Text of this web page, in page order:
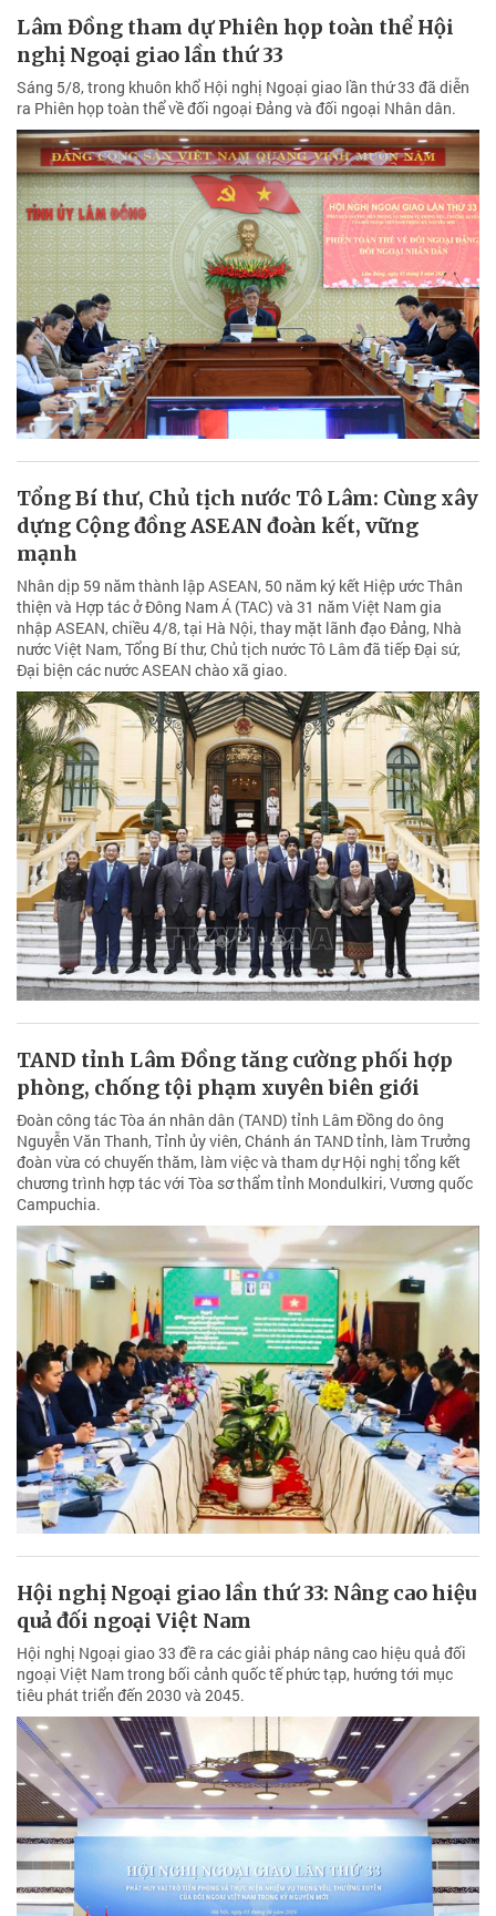
Lâm Đồng tham dự Phiên họp toàn thể Hội
nghị Ngoại giao lần thứ 33
Sáng 5/8, trong khuôn khổ Hội nghị Ngoại giao lần thứ 33 đã diễn
ra Phiên họp toàn thể về đối ngoại Đảng và đối ngoại Nhân dân.
Tổng Bí thư, Chủ tịch nước Tô Lâm: Cùng xây
dựng Cộng đồng ASEAN đoàn kết, vững
mạnh
Nhân dịp 59 năm thành lập ASEAN, 50 năm ký kết Hiệp ước Thân
thiện và Hợp tác ở Đông Nam Á (TAC) và 31 năm Việt Nam gia
nhập ASEAN, chiều 4/8, tại Hà Nội, thay mặt lãnh đạo Đảng, Nhà
nước Việt Nam, Tổng Bí thư, Chủ tịch nước Tô Lâm đã tiếp Đại sứ,
Đại biện các nước ASEAN chào xã giao.
TAND tỉnh Lâm Đồng tăng cường phối hợp
phòng, chống tội phạm xuyên biên giới
Đoàn công tác Tòa án nhân dân (TAND) tỉnh Lâm Đồng do ông
Nguyễn Văn Thanh, Tỉnh ủy viên, Chánh án TAND tỉnh, làm Trưởng
đoàn vừa có chuyến thăm, làm việc và tham dự Hội nghị tổng kết
chương trình hợp tác với Tòa sơ thẩm tỉnh Mondulkiri, Vương quốc
Campuchia.
Hội nghị Ngoại giao lần thứ 33: Nâng cao hiệu
quả đối ngoại Việt Nam
Hội nghị Ngoại giao 33 đề ra các giải pháp nâng cao hiệu quả đối
ngoại Việt Nam trong bối cảnh quốc tế phức tạp, hướng tới mục
tiêu phát triển đến 2030 và 2045.